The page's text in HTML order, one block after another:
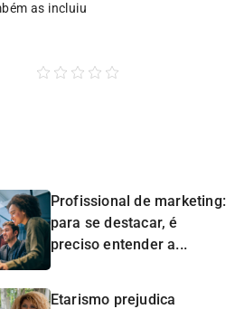
as incluiu
Profissional de marketing:
para se destacar, é
preciso entender a...
Etarismo prejudica